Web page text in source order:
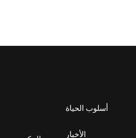
أسلوب الحياة
الأخبار